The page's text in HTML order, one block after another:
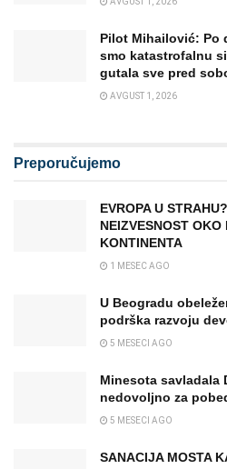
Pilot Mihailović: Po
smo katastrofalnu
gutala sve pred
AVGUST 1, 2026
Preporučujemo
EVROPA U
NEIZVESNOST OKO
KONTINENTA
1 MESEC AGO
U Beogradu
podrška razvoju
5 MESECI AGO
Minesota savladala
nedovoljno za
5 MESECI AGO
SANACIJA MOSTA